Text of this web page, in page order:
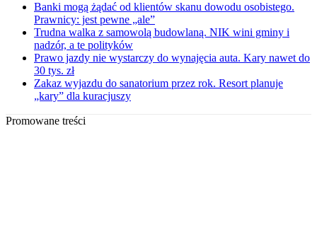
Banki mogą żądać od klientów skanu dowodu osobistego.
Prawnicy: jest pewne „ale”
Trudna walka z samowolą budowlaną. NIK wini gminy i
nadzór, a te polityków
Prawo jazdy nie wystarczy do wynajęcia auta. Kary nawet do
30 tys. zł
Zakaz wyjazdu do sanatorium przez rok. Resort planuje
„kary” dla kuracjuszy
Promowane treści